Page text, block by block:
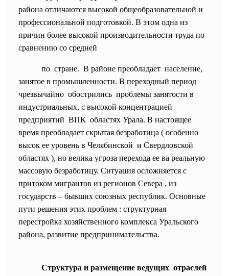
района отличаются высокой общеобразовательной и
профессиональной подготовкой. В этом одна из
причин более высокой производительности труда по
сравнению со средней
по стране. В районе преобладает население,
занятое в промышленности. В переходный период
чрезвычайно обострились проблемы занятости в
индустриальных, с высокой концентрацией
предприятий ВПК областях Урала. В настоящее
время преобладает скрытая безработица ( особенно
высок ее уровень в Челябинской и Свердловской
областях ), но велика угроза перехода ее ва реальную
массовую безработицу. Ситуация осложняется с
притоком мигрантов из регионов Севера , из
государств – бывших союзных республик. Основные
пути решения этих проблем : структурная
перестройка хозяйственного комплекса Уральского
района, развитие предпринимательства.
Структура и размещение ведущих отраслей